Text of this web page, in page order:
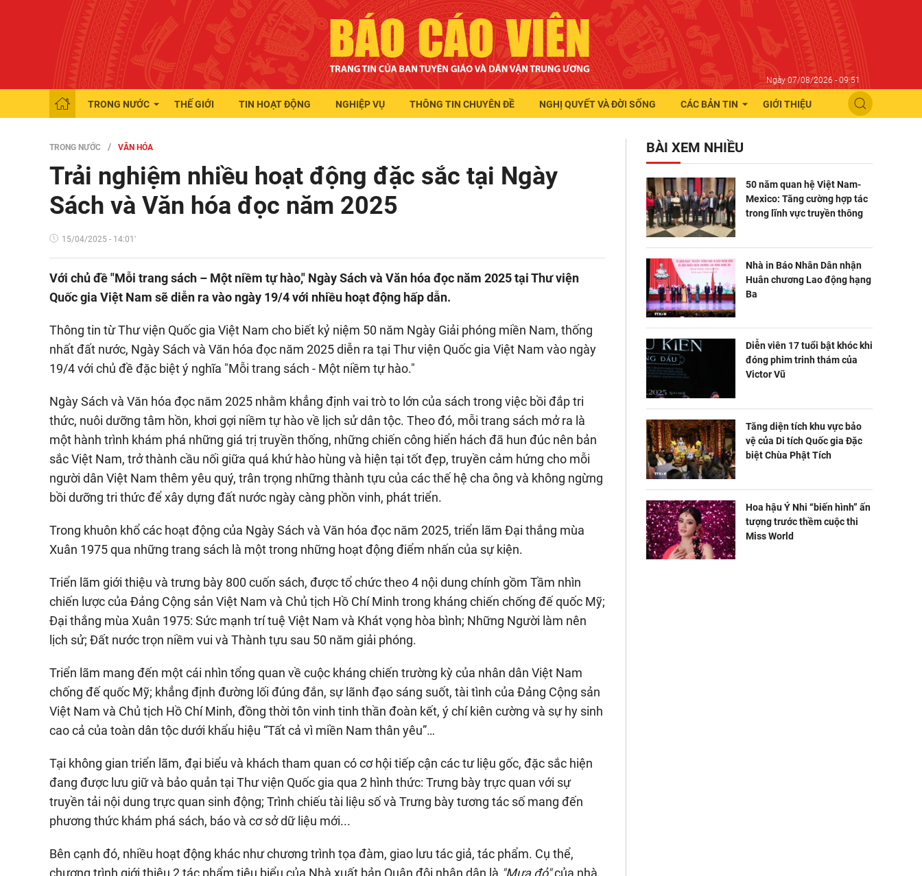
Ngày 07/08/2026 - 09:51
TRONG NƯỚC THẾ GIỚI TIN HOẠT ĐỘNG NGHIỆP VỤ THÔNG TIN CHUYÊN ĐỀ NGHỊ QUYẾT VÀ ĐỜI SỐNG CÁC BẢN TIN GIỚI THIỆU
TRONG NƯỚC VĂN HÓA
Trải nghiệm nhiều hoạt động đặc sắc tại Ngày
Sách và Văn hóa đọc năm 2025
15/04/2025 - 14:01'
Với chủ đề "Mỗi trang sách – Một niềm tự hào," Ngày Sách và Văn hóa đọc năm 2025 tại Thư viện
Quốc gia Việt Nam sẽ diễn ra vào ngày 19/4 với nhiều hoạt động hấp dẫn.
Thông tin từ Thư viện Quốc gia Việt Nam cho biết kỷ niệm 50 năm Ngày Giải phóng miền Nam, thống
nhất đất nước, Ngày Sách và Văn hóa đọc năm 2025 diễn ra tại Thư viện Quốc gia Việt Nam vào ngày
19/4 với chủ đề đặc biệt ý nghĩa "Mỗi trang sách - Một niềm tự hào."
Ngày Sách và Văn hóa đọc năm 2025 nhằm khẳng định vai trò to lớn của sách trong việc bồi đắp tri
thức, nuôi dưỡng tâm hồn, khơi gợi niềm tự hào về lịch sử dân tộc. Theo đó, mỗi trang sách mở ra là
một hành trình khám phá những giá trị truyền thống, những chiến công hiển hách đã hun đúc nên bản
sắc Việt Nam, trở thành cầu nối giữa quá khứ hào hùng và hiện tại tốt đẹp, truyền cảm hứng cho mỗi
người dân Việt Nam thêm yêu quý, trân trọng những thành tựu của các thế hệ cha ông và không ngừng
bồi dưỡng tri thức để xây dựng đất nước ngày càng phồn vinh, phát triển.
Trong khuôn khổ các hoạt động của Ngày Sách và Văn hóa đọc năm 2025, triển lãm Đại thắng mùa
Xuân 1975 qua những trang sách là một trong những hoạt động điểm nhấn của sự kiện.
Triển lãm giới thiệu và trưng bày 800 cuốn sách, được tổ chức theo 4 nội dung chính gồm Tầm nhìn
chiến lược của Đảng Cộng sản Việt Nam và Chủ tịch Hồ Chí Minh trong kháng chiến chống đế quốc Mỹ;
Đại thắng mùa Xuân 1975: Sức mạnh trí tuệ Việt Nam và Khát vọng hòa bình; Những Người làm nên
lịch sử; Đất nước trọn niềm vui và Thành tựu sau 50 năm giải phóng.
Triển lãm mang đến một cái nhìn tổng quan về cuộc kháng chiến trường kỳ của nhân dân Việt Nam
chống đế quốc Mỹ; khẳng định đường lối đúng đắn, sự lãnh đạo sáng suốt, tài tình của Đảng Cộng sản
Việt Nam và Chủ tịch Hồ Chí Minh, đồng thời tôn vinh tinh thần đoàn kết, ý chí kiên cường và sự hy sinh
cao cả của toàn dân tộc dưới khẩu hiệu “Tất cả vì miền Nam thân yêu”…
Tại không gian triển lãm, đại biểu và khách tham quan có cơ hội tiếp cận các tư liệu gốc, đặc sắc hiện
đang được lưu giữ và bảo quản tại Thư viện Quốc gia qua 2 hình thức: Trưng bày trực quan với sự
truyền tải nội dung trực quan sinh động; Trình chiếu tài liệu số và Trưng bày tương tác số mang đến
phương thức khám phá sách, báo và cơ sở dữ liệu mới...
Bên cạnh đó, nhiều hoạt động khác như chương trình tọa đàm, giao lưu tác giả, tác phẩm. Cụ thể,
chương trình giới thiệu 2 tác phẩm tiêu biểu của Nhà xuất bản Quân đội nhân dân là "Mưa đỏ"của nhà
BÀI XEM NHIỀU
50 năm quan hệ Việt Nam-
Mexico: Tăng cường hợp tác
trong lĩnh vực truyền thông
Nhà in Báo Nhân Dân nhận
Huân chương Lao động hạng
Ba
Diễn viên 17 tuổi bật khóc khi
đóng phim trinh thám của
Victor Vũ
Tăng diện tích khu vực bảo
vệ của Di tích Quốc gia Đặc
biệt Chùa Phật Tích
Hoa hậu Ý Nhi “biến hình” ấn
tượng trước thềm cuộc thi
Miss World